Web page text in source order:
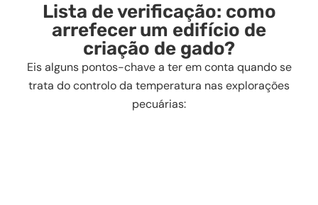
Lista de verificação: como
arrefecer um edifício de
criação de gado?
Eis alguns pontos-chave a ter em conta quando se
trata do controlo da temperatura nas explorações
pecuárias: